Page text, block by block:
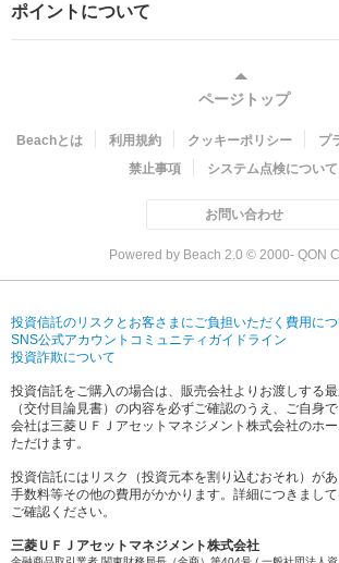
ポイントについて
ページトップ
Beachとは 利用規約 クッキーポリシー
プ
禁止事項
システム点検について
お問い合わせ
Powered by Beach 2.0 © 2000- QON
投資信託のリスクとお客さまにご負担いただく費用に
SNS公式アカウントコミュニティガイドライン
投資詐欺について
投資信託をご購入の場合は、販売会社よりお渡しする
（交付目論見書）の内容を必ずご確認のうえ、ご自身
会社は三菱ＵＦＪアセットマネジメント株式会社のホ
ただけます。
投資信託にはリスク（投資元本を割り込むおそれ）が
手数料等その他の費用がかかります。詳細につきまし
ご確認ください。
三菱ＵＦＪアセットマネジメント株式会社